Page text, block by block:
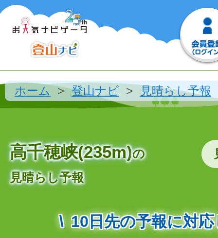
ホーム 登山ナビ 見晴らし予報
高千穂峡(235m)の
見晴らし予報
10日先の予報に対